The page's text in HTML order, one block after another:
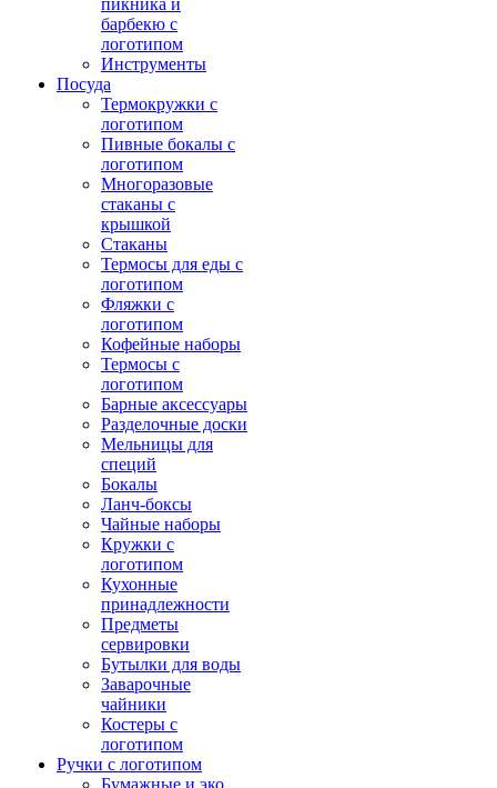
пикника и
барбекю с
логотипом
Инструменты
Посуда
Термокружки с
логотипом
Пивные бокалы с
логотипом
Многоразовые
стаканы с
крышкой
Стаканы
Термосы для еды с
логотипом
Фляжки с
логотипом
Кофейные наборы
Термосы с
логотипом
Барные аксессуары
Разделочные доски
Мельницы для
специй
Бокалы
Ланч-боксы
Чайные наборы
Кружки с
логотипом
Кухонные
принадлежности
Предметы
сервировки
Бутылки для воды
Заварочные
чайники
Костеры с
логотипом
Ручки с логотипом
Бумажные и эко